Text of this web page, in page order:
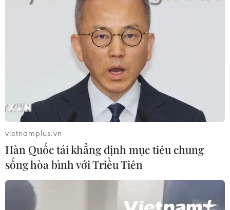
Trung Quốc duy trì cảnh báo mưa
lớn và dông mạnh
“Tỏa sáng Nghị lực Việt” 2026 đồng
hành cùng thanh niên khuyết tật
Lở đất tại Ethiopia khiến ít nhất 14
người thiệt mạng
vietnamplus.vn
Hàn Quốc tái khẳng định mục tiêu chung
sống hòa bình với Triều Tiên